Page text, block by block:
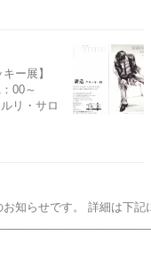
ー展】
00～
リ・サロ
知らせです。 詳細は下記